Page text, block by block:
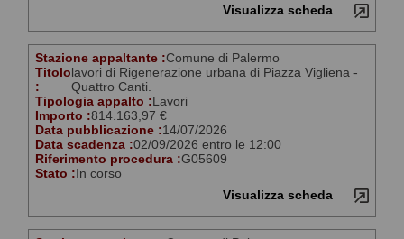
Visualizza scheda
Stazione appaltante :Comune di Palermo
Titolo
:
lavori di Rigenerazione urbana di Piazza Vigliena -
Quattro Canti.
Tipologia appalto :Lavori
Importo :814.163,97 €
Data pubblicazione :14/07/2026
Data scadenza :02/09/2026 entro le 12:00
Riferimento procedura :G05609
Stato :In corso
Visualizza scheda